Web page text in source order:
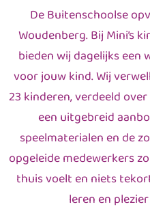
De Buitenschoolse
Woudenberg. Bij Mini’s
bieden wij dagelijks een
voor jouw kind. Wij
23 kinderen, verdeeld
een uitgebreid
speelmaterialen en de
opgeleide medewerkers
thuis voelt en niets
leren en